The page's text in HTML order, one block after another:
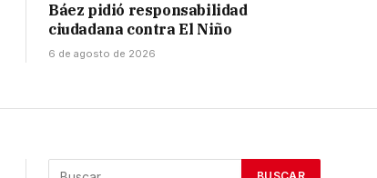
Báez pidió responsabilidad
ciudadana contra El Niño
6 de agosto de 2026